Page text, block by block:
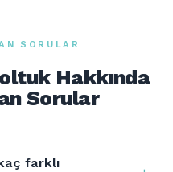
SORULAR
Hakkında
Sorular
farklı